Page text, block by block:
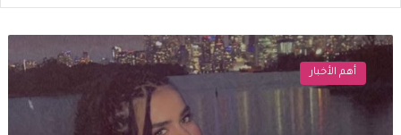
رهف
القنون
تغضب
أهم الأخبار